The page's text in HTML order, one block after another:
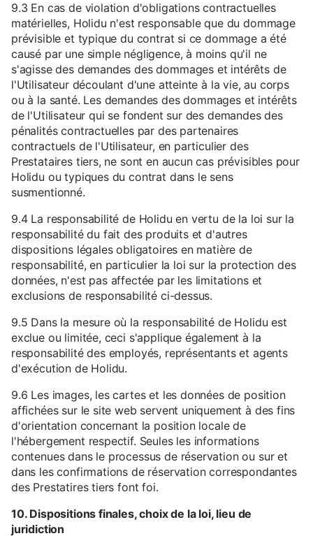
9.3 En cas de violation d'obligations contractuelles
matérielles, Holidu n'est responsable que du dommage
prévisible et typique du contrat si ce dommage a été
causé par une simple négligence, à moins qu'il ne
s'agisse des demandes des dommages et intérêts de
l'Utilisateur découlant d'une atteinte à la vie, au corps
ou à la santé. Les demandes des dommages et intérêts
de l'Utilisateur qui se fondent sur des demandes des
pénalités contractuelles par des partenaires
contractuels de l'Utilisateur, en particulier des
Prestataires tiers, ne sont en aucun cas prévisibles pour
Holidu ou typiques du contrat dans le sens
susmentionné.
9.4 La responsabilité de Holidu en vertu de la loi sur la
responsabilité du fait des produits et d'autres
dispositions légales obligatoires en matière de
responsabilité, en particulier la loi sur la protection des
données, n'est pas affectée par les limitations et
exclusions de responsabilité ci-dessus.
9.5 Dans la mesure où la responsabilité de Holidu est
exclue ou limitée, ceci s'applique également à la
responsabilité des employés, représentants et agents
d'exécution de Holidu.
9.6 Les images, les cartes et les données de position
affichées sur le site web servent uniquement à des fins
d'orientation concernant la position locale de
l'hébergement respectif. Seules les informations
contenues dans le processus de réservation ou sur et
dans les confirmations de réservation correspondantes
des Prestatires tiers font foi.
10. Dispositions finales, choix de la loi, lieu de
juridiction